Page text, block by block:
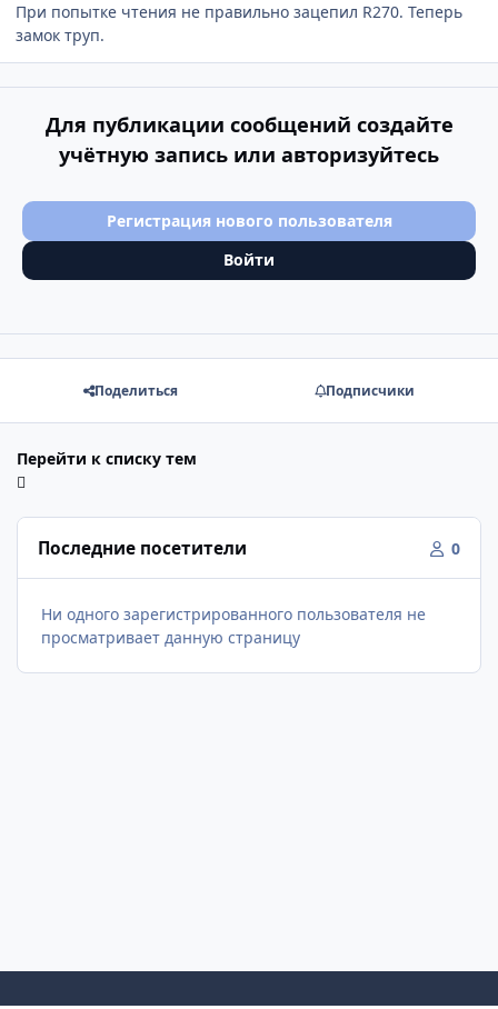
При попытке чтения не правильно зацепил R270. Теперь
замок труп.
Для публикации сообщений создайте
учётную запись или авторизуйтесь
Регистрация нового пользователя
Войти
Поделиться Подписчики
Перейти к списку тем
Последние посетители 0
Ни одного зарегистрированного пользователя не
просматривает данную страницу